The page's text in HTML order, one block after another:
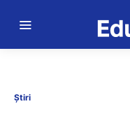
Știri